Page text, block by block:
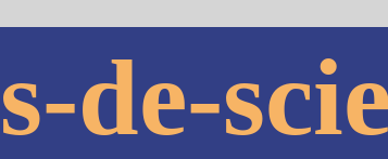
de-